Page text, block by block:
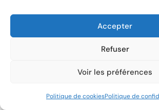
Accepter
Refuser
Voir les préférences
Politique de cookiesPolitique de
62%
des utilisateurs privilégient l’un
60%
Contactez